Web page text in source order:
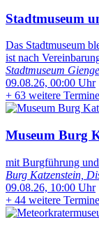
Stadtmuseum
Das Stadtmuseum
ist nach
Stadtmuseum
09.08.26, 00:00 Uhr
+ 63 weitere Termine
Museum Burg
mit Burgführung
Burg Katzenstein,
09.08.26, 10:00 Uhr
+ 44 weitere Termine